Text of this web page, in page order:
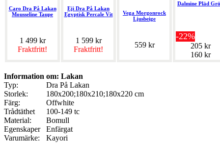
Caro Dra På Lakan
Mousseline Taupe
1 499 kr
Fraktfritt!
Eji Dra På Lakan
Egyptisk Percale Vit
1 599 kr
Fraktfritt!
Vega Morgonrock
Ljusbeige
559 kr
Dalmine Pläd
-22%
205 kr
160 kr
Information om: Lakan
Typ:
Dra På Lakan
Storlek:
180x200;180x210;180x220 cm
Färg:
Offwhite
Trådtäthet
100-149 tc
Material:
Bomull
Egenskaper
Enfärgat
Varumärke:
Kayori